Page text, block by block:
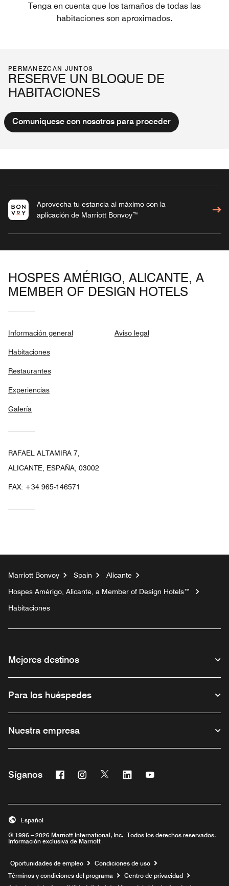
Tenga en cuenta que los tamaños de todas las
habitaciones son aproximados.
PERMANEZCAN JUNTOS
RESERVE UN BLOQUE DE
HABITACIONES
Comuníquese con nosotros para proceder
Aprovecha tu estancia al máximo con la
aplicación de Marriott Bonvoy™
HOSPES AMÉRIGO, ALICANTE, A
MEMBER OF DESIGN HOTELS
Información general
Habitaciones
Restaurantes
Experiencias
Galería
Aviso legal
RAFAEL ALTAMIRA 7,
ALICANTE, ESPAÑA, 03002
FAX: +34 965-146571
Marriott Bonvoy Spain
Alicante
Hospes Amérigo, Alicante, a Member of Design Hotels™
Habitaciones
Mejores destinos
Para los huéspedes
Nuestra empresa
Síganos Facebook
Abre una ventana nueva
Instagram
Abre una ventana nueva
Twitter
Abre una ventana nueva
Linkedin
Abre una ventana nueva
Abre una ventana
© 1996 – 2026 Marriott International, Inc. Todos los derechos reservados.
Información exclusiva de Marriott
Español
Oportunidades de empleo Abre una ventana nueva
Condiciones de uso
Términos y condiciones del programa
Centro de privacidad